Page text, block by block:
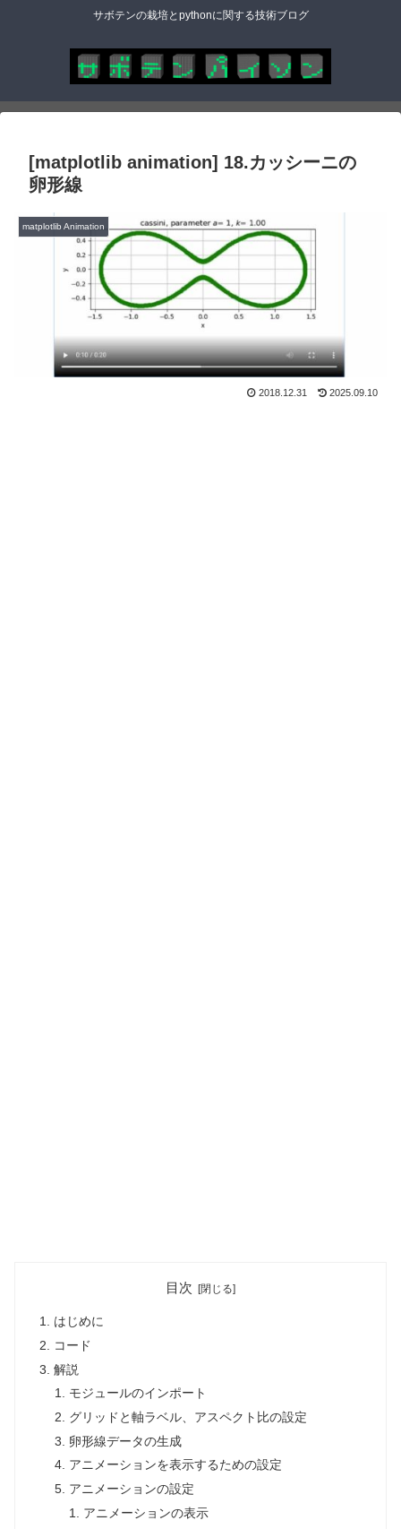
サボテンの栽培とpythonに関する技術ブログ
[matplotlib animation] 18.カッシーニの
卵形線
matplotlib Animation
2018.12.31 2025.09.10
目次
はじめに
コード
解説
モジュールのインポート
グリッドと軸ラベル、アスペクト比の設定
卵形線データの生成
アニメーションを表示するための設定
アニメーションの設定
アニメーションの表示